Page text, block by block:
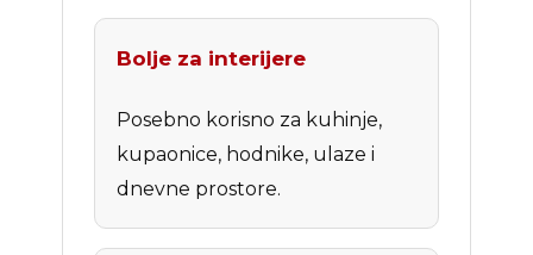
Bolje za interijere
Posebno korisno za kuhinje,
kupaonice, hodnike, ulaze i
dnevne prostore.